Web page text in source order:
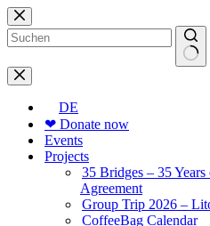
Skip
to
content
No
results
DE
❤ Donate now
Events
Projects
35 Bridges – 35
Agreement
Group Trip 2026 –
CoffeeBag Calendar